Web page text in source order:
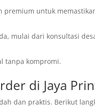
premium untuk
mulai dari konsultasi
tanpa kompromi.
di Jaya
dan praktis. Berikut